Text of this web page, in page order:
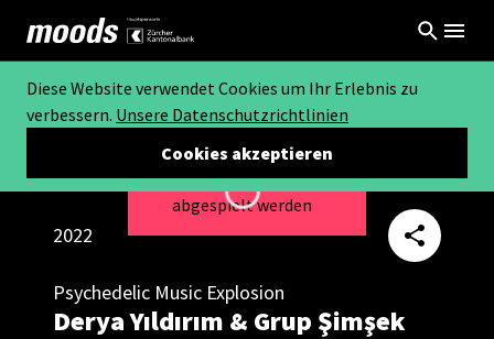
Diese Website verwendet Cookies um Ihr Erlebnis zu
verbessern. Unsere Datenschutzrichtlinien
Cookies akzeptieren
Dieses Video kann nicht
abgespielt werden
Loading...
2022
Derya Yıldırım & Grup Şimşek
Psychedelic Music Explosion